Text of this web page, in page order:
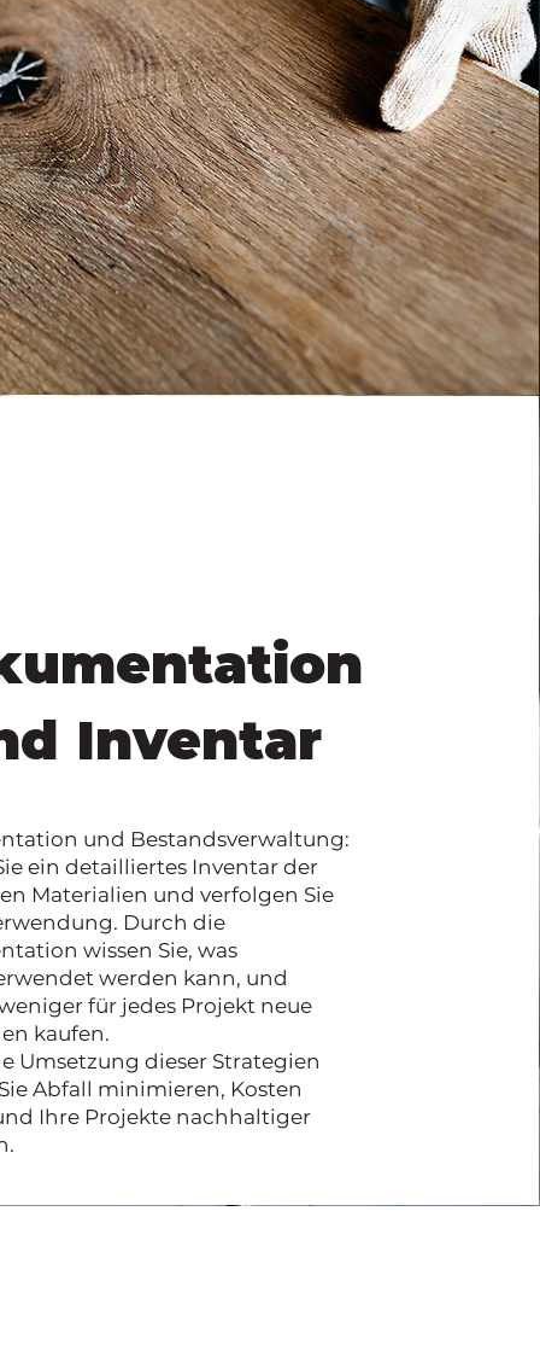
Inventar
und Bestandsverwaltung:
ein detailliertes Inventar der
Materialien und verfolgen Sie
Durch die
wissen Sie, was
werden kann, und
für jedes Projekt neue
kaufen.
Umsetzung dieser Strategien
Abfall minimieren, Kosten
Ihre Projekte nachhaltiger